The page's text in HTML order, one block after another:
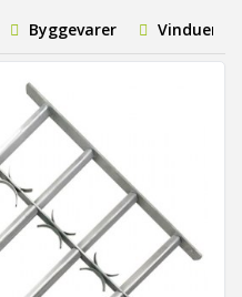
Byggevarer Vinduer